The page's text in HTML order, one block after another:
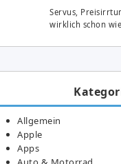
Servus,
wirklich schon
Allgemein
Apple
Apps